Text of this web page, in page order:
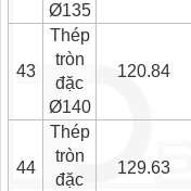
Ø135
43
Thép
tròn
đặc
Ø140
120.84
44
Thép
tròn
đặc
129.63